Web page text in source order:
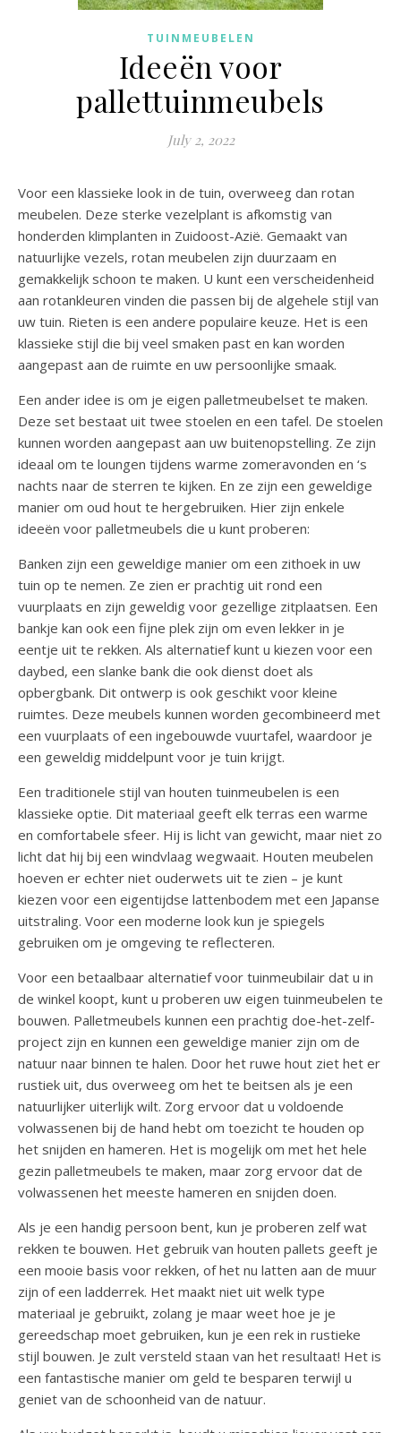
TUINMEUBELEN
Ideeën voor
pallettuinmeubels
July 2, 2022
Voor een klassieke look in de tuin, overweeg dan rotan
meubelen. Deze sterke vezelplant is afkomstig van
honderden klimplanten in Zuidoost-Azië. Gemaakt van
natuurlijke vezels, rotan meubelen zijn duurzaam en
gemakkelijk schoon te maken. U kunt een verscheidenheid
aan rotankleuren vinden die passen bij de algehele stijl van
uw tuin. Rieten is een andere populaire keuze. Het is een
klassieke stijl die bij veel smaken past en kan worden
aangepast aan de ruimte en uw persoonlijke smaak.
Een ander idee is om je eigen palletmeubelset te maken.
Deze set bestaat uit twee stoelen en een tafel. De stoelen
kunnen worden aangepast aan uw buitenopstelling. Ze zijn
ideaal om te loungen tijdens warme zomeravonden en ‘s
nachts naar de sterren te kijken. En ze zijn een geweldige
manier om oud hout te hergebruiken. Hier zijn enkele
ideeën voor palletmeubels die u kunt proberen:
Banken zijn een geweldige manier om een ​​zithoek in uw
tuin op te nemen. Ze zien er prachtig uit rond een
vuurplaats en zijn geweldig voor gezellige zitplaatsen. Een
bankje kan ook een fijne plek zijn om even lekker in je
eentje uit te rekken. Als alternatief kunt u kiezen voor een
daybed, een slanke bank die ook dienst doet als
opbergbank. Dit ontwerp is ook geschikt voor kleine
ruimtes. Deze meubels kunnen worden gecombineerd met
een vuurplaats of een ingebouwde vuurtafel, waardoor je
een geweldig middelpunt voor je tuin krijgt.
Een traditionele stijl van houten tuinmeubelen is een
klassieke optie. Dit materiaal geeft elk terras een warme
en comfortabele sfeer. Hij is licht van gewicht, maar niet zo
licht dat hij bij een windvlaag wegwaait. Houten meubelen
hoeven er echter niet ouderwets uit te zien – je kunt
kiezen voor een eigentijdse lattenbodem met een Japanse
uitstraling. Voor een moderne look kun je spiegels
gebruiken om je omgeving te reflecteren.
Voor een betaalbaar alternatief voor tuinmeubilair dat u in
de winkel koopt, kunt u proberen uw eigen tuinmeubelen te
bouwen. Palletmeubels kunnen een prachtig doe-het-zelf-
project zijn en kunnen een geweldige manier zijn om de
natuur naar binnen te halen. Door het ruwe hout ziet het er
rustiek uit, dus overweeg om het te beitsen als je een
natuurlijker uiterlijk wilt. Zorg ervoor dat u voldoende
volwassenen bij de hand hebt om toezicht te houden op
het snijden en hameren. Het is mogelijk om met het hele
gezin palletmeubels te maken, maar zorg ervoor dat de
volwassenen het meeste hameren en snijden doen.
Als je een handig persoon bent, kun je proberen zelf wat
rekken te bouwen. Het gebruik van houten pallets geeft je
een mooie basis voor rekken, of het nu latten aan de muur
zijn of een ladderrek. Het maakt niet uit welk type
materiaal je gebruikt, zolang je maar weet hoe je je
gereedschap moet gebruiken, kun je een rek in rustieke
stijl bouwen. Je zult versteld staan ​​van het resultaat! Het is
een fantastische manier om geld te besparen terwijl u
geniet van de schoonheid van de natuur.